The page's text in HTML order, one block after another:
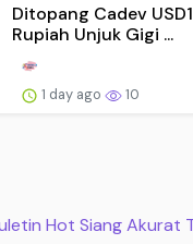
Ditopang Cadev
Rupiah Unjuk Gigi ...
1 day ago 10
Hot Siang Akurat